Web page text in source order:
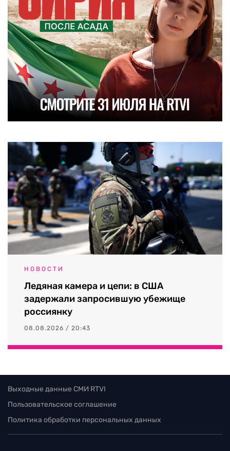
НОВОСТИ
Ледяная камера и цепи: в США
задержали запросившую убежище
россиянку
08.08.2026 / 20:43
Выходные данные СМИ RTVI
Пользовательское соглашение
Политика обработки персональных данных